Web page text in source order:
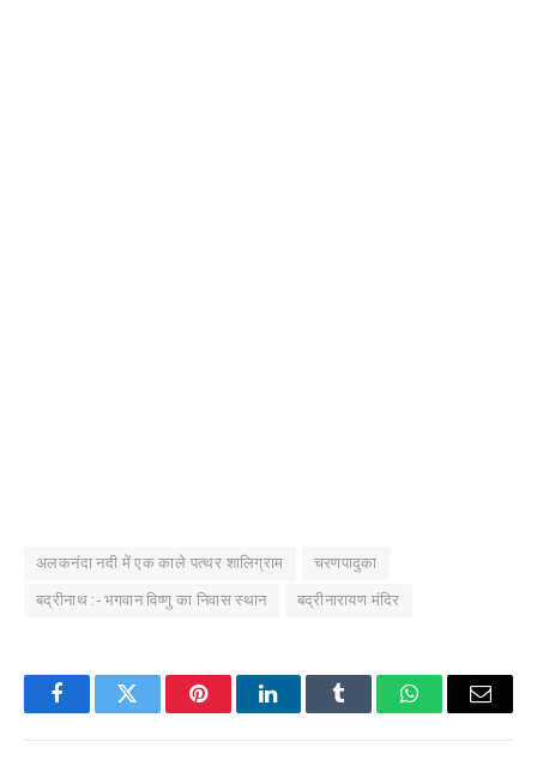
अलकनंदा नदी में एक काले पत्थर शालिग्राम चरणपादुका
बद्रीनाथ :- भगवान विष्णु का निवास स्थान बद्रीनारायण मंदिर
FacebookTwitter PinterestLinkedInTumblr WhatsAppEmail